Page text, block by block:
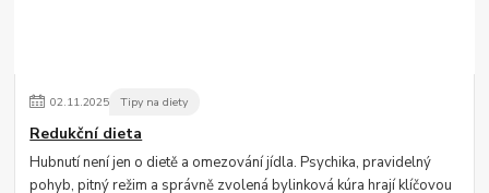
02.11.2025 Tipy na diety
Redukční dieta
Hubnutí není jen o dietě a omezování jídla. Psychika, pravidelný
pohyb, pitný režim a správně zvolená bylinková kúra hrají klíčovou